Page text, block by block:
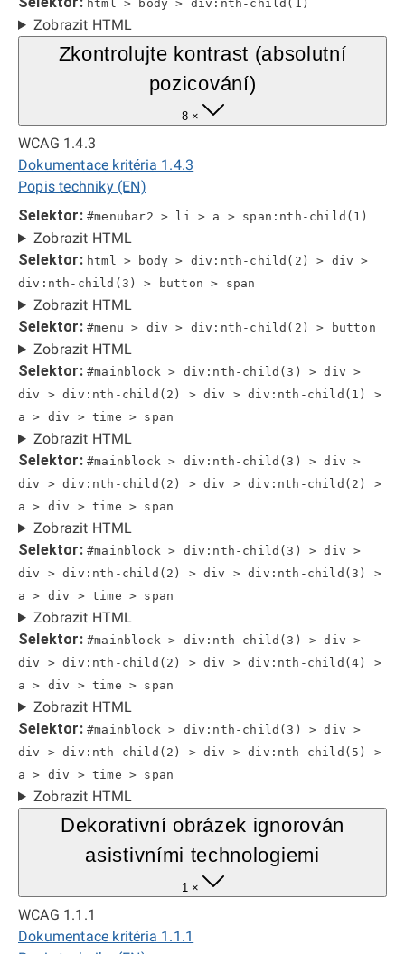
html > body > div:nth-child(1)
Zobrazit HTML
Zkontrolujte kontrast (absolutní
pozicování)
8 ×
WCAG 1.4.3
Dokumentace kritéria 1.4.3
Popis techniky (EN)
Selektor: #menubar2 > li > a > span:nth-child(1)
Zobrazit HTML
Selektor: html > body > div:nth-child(2) > div >
div:nth-child(3) > button > span
Zobrazit HTML
Selektor: #menu > div > div:nth-child(2) > button
Zobrazit HTML
Selektor: #mainblock > div:nth-child(3) > div >
div > div:nth-child(2) > div > div:nth-child(1) >
a > div > time > span
Zobrazit HTML
Selektor: #mainblock > div:nth-child(3) > div >
div > div:nth-child(2) > div > div:nth-child(2) >
a > div > time > span
Zobrazit HTML
Selektor: #mainblock > div:nth-child(3) > div >
div > div:nth-child(2) > div > div:nth-child(3) >
a > div > time > span
Zobrazit HTML
Selektor: #mainblock > div:nth-child(3) > div >
div > div:nth-child(2) > div > div:nth-child(4) >
a > div > time > span
Zobrazit HTML
Selektor: #mainblock > div:nth-child(3) > div >
div > div:nth-child(2) > div > div:nth-child(5) >
a > div > time > span
Zobrazit HTML
Dekorativní obrázek ignorován
asistivními technologiemi
1 ×
WCAG 1.1.1
Dokumentace kritéria 1.1.1